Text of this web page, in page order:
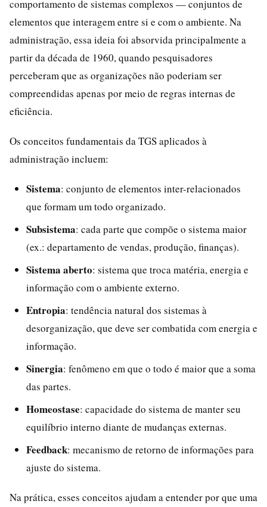
comportamento de sistemas complexos — conjuntos de
elementos que interagem entre si e com o ambiente. Na
administração, essa ideia foi absorvida principalmente a
partir da década de 1960, quando pesquisadores
perceberam que as organizações não poderiam ser
compreendidas apenas por meio de regras internas de
eficiência.
Os conceitos fundamentais da TGS aplicados à
administração incluem:
Sistema: conjunto de elementos inter-relacionados
que formam um todo organizado.
Subsistema: cada parte que compõe o sistema maior
(ex.: departamento de vendas, produção, finanças).
Sistema aberto: sistema que troca matéria, energia e
informação com o ambiente externo.
Entropia: tendência natural dos sistemas à
desorganização, que deve ser combatida com energia e
informação.
Sinergia: fenômeno em que o todo é maior que a soma
das partes.
Homeostase: capacidade do sistema de manter seu
equilíbrio interno diante de mudanças externas.
Feedback: mecanismo de retorno de informações para
ajuste do sistema.
Na prática, esses conceitos ajudam a entender por que uma